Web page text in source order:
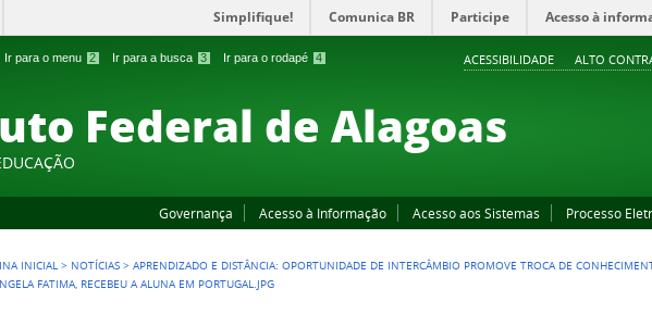
Ir para o menu 2 Ir para a busca 3 Ir para o rodapé 4 ACESSIBILIDADE ALTO
Simplifique! Comunica BR Participe Acesso à
Federal de Alagoas
Governança Acesso à Informação Acesso aos Sistemas Processo
INICIAL > NOTÍCIAS >APRENDIZADO E DISTÂNCIA: OPORTUNIDADE DE INTERCÂMBIO PROMOVE TROCA DE
FATIMA, RECEBEU A ALUNA EM PORTUGAL.JPG